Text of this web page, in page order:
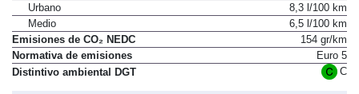
Urbano
8,3 l/100 km
Medio
6,5 l/100 km
Emisiones de CO₂ NEDC
154 gr/km
Normativa de emisiones
Euro 5
Distintivo ambiental DGT
C